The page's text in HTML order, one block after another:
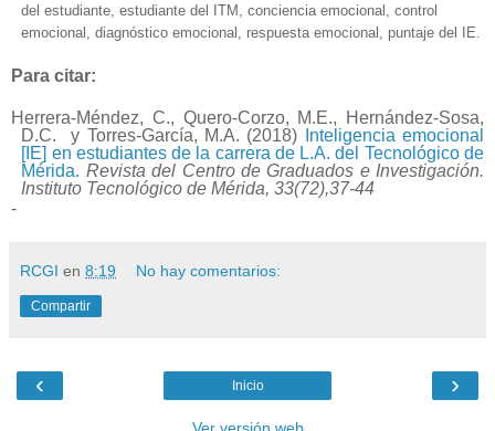
del estudiante, estudiante del ITM, conciencia emocional, control
emocional, diagnóstico emocional, respuesta emocional, puntaje del IE.
Para citar:
Herrera-Méndez, C., Quero-Corzo, M.E., Hernández-Sosa,
D.C.
y Torres-García, M.A. (2018)
Inteligencia emocional
[IE] en estudiantes de la carrera de L.A. del Tecnológico de
Mérida. Revista del Centro de Graduados e Investigación.
Instituto Tecnológico de Mérida, 33(72),37-44
-
RCGI en 8:19 No hay comentarios:
Compartir
‹ ›
Inicio